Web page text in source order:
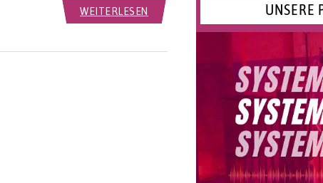
WEITERLESEN UNSERE